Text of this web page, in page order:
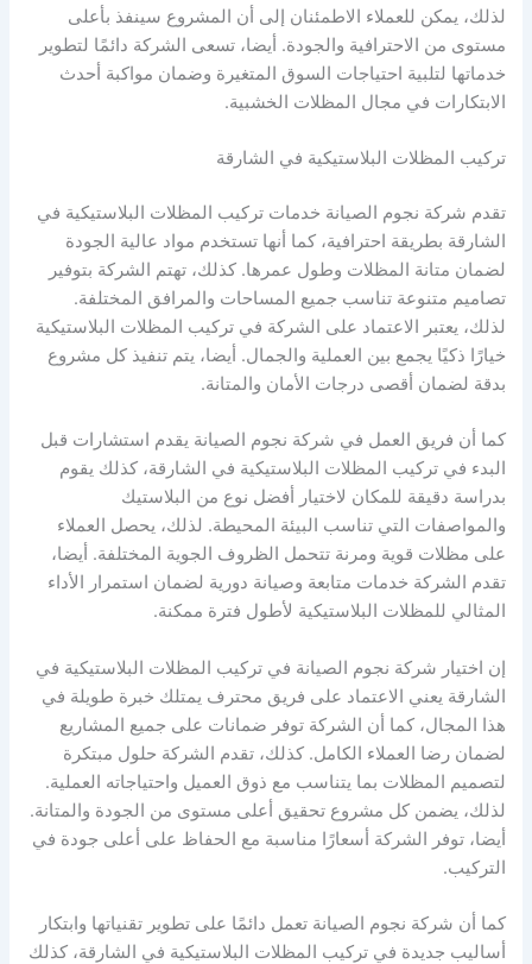
لذلك، يمكن للعملاء الاطمئنان إلى أن المشروع سينفذ بأعلى
مستوى من الاحترافية والجودة. أيضا، تسعى الشركة دائمًا لتطوير
خدماتها لتلبية احتياجات السوق المتغيرة وضمان مواكبة أحدث
الابتكارات في مجال المظلات الخشبية.
تركيب المظلات البلاستيكية في الشارقة
تقدم شركة نجوم الصيانة خدمات تركيب المظلات البلاستيكية في
الشارقة بطريقة احترافية، كما أنها تستخدم مواد عالية الجودة
لضمان متانة المظلات وطول عمرها. كذلك، تهتم الشركة بتوفير
تصاميم متنوعة تناسب جميع المساحات والمرافق المختلفة.
لذلك، يعتبر الاعتماد على الشركة في تركيب المظلات البلاستيكية
خيارًا ذكيًا يجمع بين العملية والجمال. أيضا، يتم تنفيذ كل مشروع
بدقة لضمان أقصى درجات الأمان والمتانة.
كما أن فريق العمل في شركة نجوم الصيانة يقدم استشارات قبل
البدء في تركيب المظلات البلاستيكية في الشارقة، كذلك يقوم
بدراسة دقيقة للمكان لاختيار أفضل نوع من البلاستيك
والمواصفات التي تناسب البيئة المحيطة. لذلك، يحصل العملاء
على مظلات قوية ومرنة تتحمل الظروف الجوية المختلفة. أيضا،
تقدم الشركة خدمات متابعة وصيانة دورية لضمان استمرار الأداء
المثالي للمظلات البلاستيكية لأطول فترة ممكنة.
إن اختيار شركة نجوم الصيانة في تركيب المظلات البلاستيكية في
الشارقة يعني الاعتماد على فريق محترف يمتلك خبرة طويلة في
هذا المجال، كما أن الشركة توفر ضمانات على جميع المشاريع
لضمان رضا العملاء الكامل. كذلك، تقدم الشركة حلول مبتكرة
لتصميم المظلات بما يتناسب مع ذوق العميل واحتياجاته العملية.
لذلك، يضمن كل مشروع تحقيق أعلى مستوى من الجودة والمتانة.
أيضا، توفر الشركة أسعارًا مناسبة مع الحفاظ على أعلى جودة في
التركيب.
كما أن شركة نجوم الصيانة تعمل دائمًا على تطوير تقنياتها وابتكار
أساليب جديدة في تركيب المظلات البلاستيكية في الشارقة، كذلك